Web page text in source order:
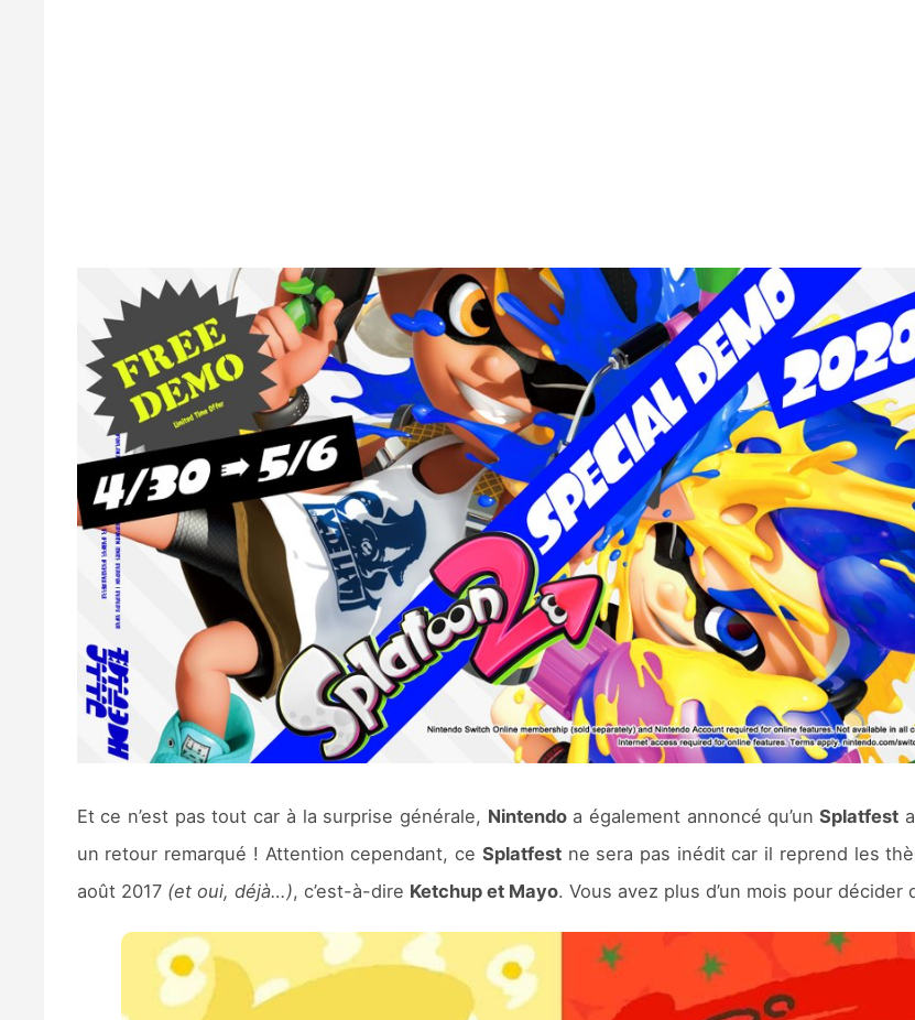
Et ce n’est pas tout car à la surprise générale, Nintendoa également annoncé qu’un Splatfest
un retour remarqué ! Attention cependant, ce Splatfestne sera pas inédit car il reprend les
août 2017 (et oui, déjà…), c’est-à-dire Ketchup et Mayo. Vous avez plus d’un mois pour